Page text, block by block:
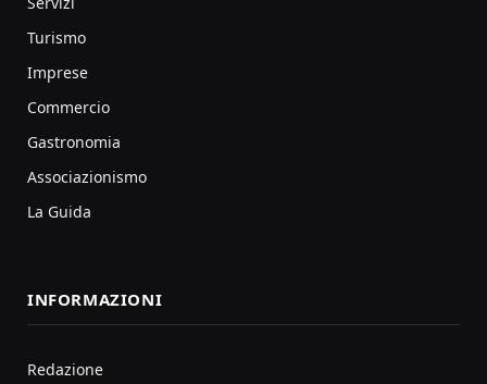
Turismo
Imprese
Commercio
Gastronomia
Associazionismo
La Guida
INFORMAZIONI
Redazione